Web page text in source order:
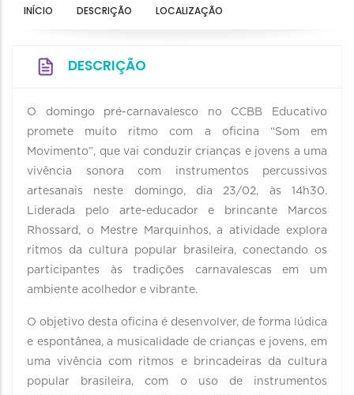
INÍCIO DESCRIÇÃO LOCALIZAÇÃO
DESCRIÇÃO
O domingo pré-carnavalesco no CCBB Educativo
promete muito ritmo com a oficina “Som em
Movimento”, que vai conduzir crianças e jovens a uma
vivência sonora com instrumentos percussivos
artesanais neste domingo, dia 23/02, às 14h30.
Liderada pelo arte-educador e brincante Marcos
Rhossard, o Mestre Marquinhos, a atividade explora
ritmos da cultura popular brasileira, conectando os
participantes às tradições carnavalescas em um
ambiente acolhedor e vibrante.
O objetivo desta oficina é desenvolver, de forma lúdica
e espontânea, a musicalidade de crianças e jovens, em
uma vivência com ritmos e brincadeiras da cultura
popular brasileira, com o uso de instrumentos